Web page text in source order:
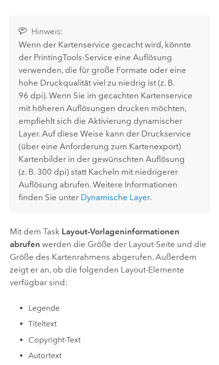
Hinweis:
Wenn der Kartenservice gecacht wird, könnte
der PrintingTools-Service eine Auflösung
verwenden, die für große Formate oder eine
hohe Druckqualität viel zu niedrig ist (z. B.
96 dpi). Wenn Sie im gecachten Kartenservice
mit höheren Auflösungen drucken möchten,
empfiehlt sich die Aktivierung dynamischer
Layer. Auf diese Weise kann der Druckservice
(über eine Anforderung zum Kartenexport)
Kartenbilder in der gewünschten Auflösung
(z. B. 300 dpi) statt Kacheln mit niedrigerer
Auflösung abrufen. Weitere Informationen
finden Sie unter Dynamische Layer.
Mit dem Task Layout-Vorlageninformationen
abrufen werden die Größe der Layout-Seite und die
Größe des Kartenrahmens abgerufen. Außerdem
zeigt er an, ob die folgenden Layout-Elemente
verfügbar sind:
Legende
Titeltext
Copyright-Text
Autortext